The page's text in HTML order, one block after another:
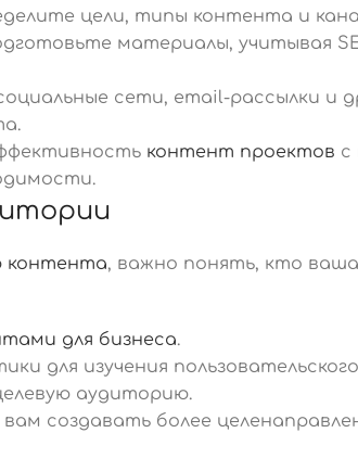
цели, типы контента и
материалы, учитывая
сети, email-рассылки и
контент проектов с
контента, важно понять, кто
для бизнеса.
для изучения
аудиторию.
создавать более